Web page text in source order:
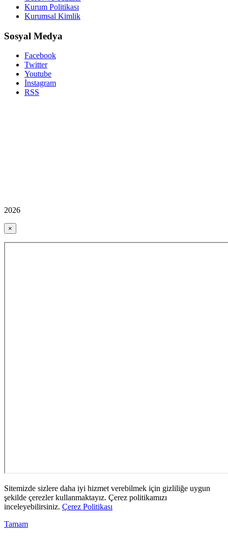
Kurum Politikası
Kurumsal Kimlik
Sosyal Medya
Facebook
Twitter
Youtube
İnstagram
RSS
2026
×
Sitemizde sizlere daha iyi hizmet verebilmek için gizliliğe uygun
şekilde çerezler kullanmaktayız. Çerez politikamızı
inceleyebilirsiniz. Çerez Politikası
Tamam